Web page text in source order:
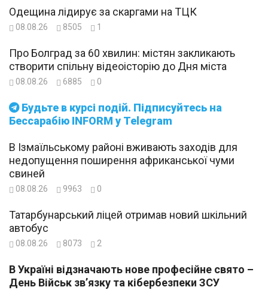
Будьте в курсі подій. Підписуйтесь на
Бессарабію INFORM у Telegram
Одещина лідирує за скаргами на ТЦК
08.08.26 8505 1
Про Болград за 60 хвилин: містян закликають
створити спільну відеоісторію до Дня міста
08.08.26 6885 0
В Ізмаїльському районі вживають заходів для
недопущення поширення африканської чуми
свиней
08.08.26 9963 0
Татарбунарський ліцей отримав новий шкільний
автобус
08.08.26 8073 2
В Україні відзначають нове професійне свято –
День Військ зв’язку та кібербезпеки ЗСУ